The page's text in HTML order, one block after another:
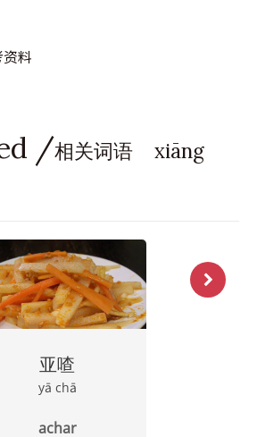
料
/相关词语 xiāng
亚喳
yā chā
achar